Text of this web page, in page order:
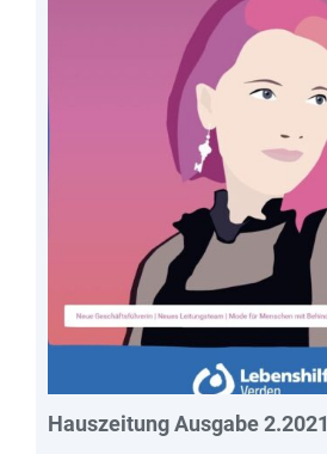
Hauszeitung Ausgabe 2.2021